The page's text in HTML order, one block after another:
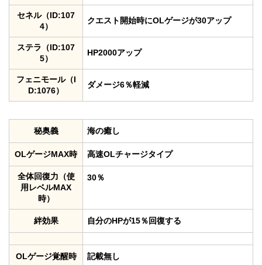
セネル（ID:107
4）
クエスト開始時にOLゲージが30アップ
ステラ（ID:107
5）
HP2000アップ
フェニモール（I
D:1076）
ダメージ6％軽減
秘奥義 海の癒し
OLゲージMAX時 高速OLチャージタイプ
全体回復力（使
用レベルMAX
時）
30％
絆効果 自分のHPが15％回復する
OLゲージ覚醒時 記載無し